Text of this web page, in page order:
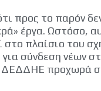
προς το παρόν
έργα. Ωστόσο,
πλαίσιο του
σύνδεση νέων
ΔΕΔΔΗΕ προχωρά